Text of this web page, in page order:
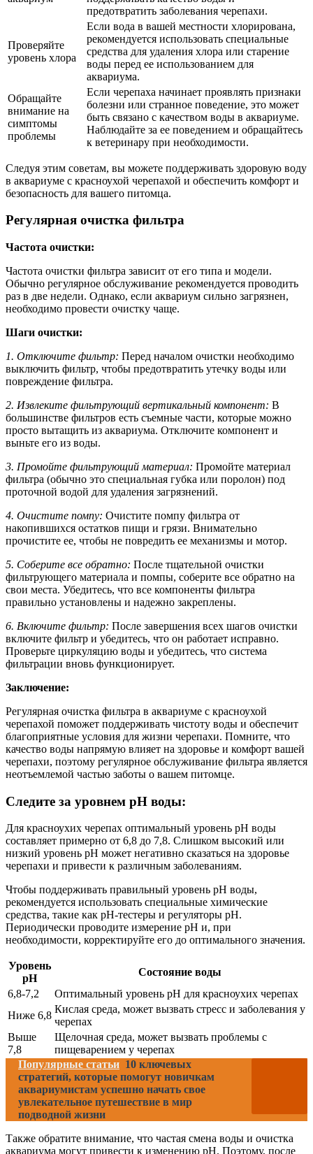
предотвратить заболевания черепахи.
Проверяйте
уровень хлора
Если вода в вашей местности хлорирована,
рекомендуется использовать специальные
средства для удаления хлора или старение
воды перед ее использованием для
аквариума.
Обращайте
внимание на
симптомы
проблемы
Если черепаха начинает проявлять признаки
болезни или странное поведение, это может
быть связано с качеством воды в аквариуме.
Наблюдайте за ее поведением и обращайтесь
к ветеринару при необходимости.
Следуя этим советам, вы можете поддерживать здоровую воду
в аквариуме с красноухой черепахой и обеспечить комфорт и
безопасность для вашего питомца.
Регулярная очистка фильтра
Частота очистки:
Частота очистки фильтра зависит от его типа и модели.
Обычно регулярное обслуживание рекомендуется проводить
раз в две недели. Однако, если аквариум сильно загрязнен,
необходимо провести очистку чаще.
Шаги очистки:
1. Отключите фильтр: Перед началом очистки необходимо
выключить фильтр, чтобы предотвратить утечку воды или
повреждение фильтра.
2. Извлеките фильтрующий вертикальный компонент: В
большинстве фильтров есть съемные части, которые можно
просто вытащить из аквариума. Отключите компонент и
выньте его из воды.
3. Промойте фильтрующий материал: Промойте материал
фильтра (обычно это специальная губка или поролон) под
проточной водой для удаления загрязнений.
4. Очистите помпу: Очистите помпу фильтра от
накопившихся остатков пищи и грязи. Внимательно
прочистите ее, чтобы не повредить ее механизмы и мотор.
5. Соберите все обратно: После тщательной очистки
фильтрующего материала и помпы, соберите все обратно на
свои места. Убедитесь, что все компоненты фильтра
правильно установлены и надежно закреплены.
6. Включите фильтр: После завершения всех шагов очистки
включите фильтр и убедитесь, что он работает исправно.
Проверьте циркуляцию воды и убедитесь, что система
фильтрации вновь функционирует.
Заключение:
Регулярная очистка фильтра в аквариуме с красноухой
черепахой поможет поддерживать чистоту воды и обеспечит
благоприятные условия для жизни черепахи. Помните, что
качество воды напрямую влияет на здоровье и комфорт вашей
черепахи, поэтому регулярное обслуживание фильтра является
неотъемлемой частью заботы о вашем питомце.
Следите за уровнем pH воды:
Для красноухих черепах оптимальный уровень pH воды
составляет примерно от 6,8 до 7,8. Слишком высокий или
низкий уровень pH может негативно сказаться на здоровье
черепахи и привести к различным заболеваниям.
Чтобы поддерживать правильный уровень pH воды,
рекомендуется использовать специальные химические
средства, такие как pH-тестеры и регуляторы pH.
Периодически проводите измерение pH и, при
необходимости, корректируйте его до оптимального значения.
Уровень
pH
Состояние воды
6,8-7,2
Оптимальный уровень pH для красноухих черепах
Ниже 6,8
Кислая среда, может вызвать стресс и заболевания у
черепах
Выше
7,8
Щелочная среда, может вызвать проблемы с
пищеварением у черепах
Популярные статьи 10 ключевых
стратегий, которые помогут новичкам
аквариумистам успешно начать свое
увлекательное путешествие в мир
подводной жизни
Также обратите внимание, что частая смена воды и очистка
аквариума могут привести к изменению pH. Поэтому, после